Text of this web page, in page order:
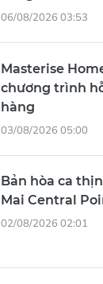
06/08/2026 03:53
Masterise
chương trình
hàng
03/08/2026 05:00
Bản hòa ca
Mai Central
02/08/2026 02:01